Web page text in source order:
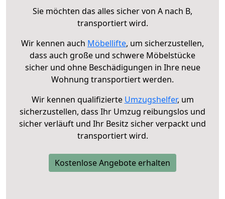
Sie möchten das alles sicher von A nach B,
transportiert wird.
Wir kennen auch Möbellifte, um sicherzustellen,
dass auch große und schwere Möbelstücke
sicher und ohne Beschädigungen in Ihre neue
Wohnung transportiert werden.
Wir kennen qualifizierte Umzugshelfer, um
sicherzustellen, dass Ihr Umzug reibungslos und
sicher verläuft und Ihr Besitz sicher verpackt und
transportiert wird.
Kostenlose Angebote erhalten